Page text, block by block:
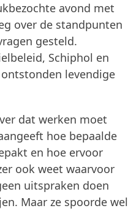
avond met
over de standpunten
gesteld.
Schiphol en
levendige
dat werken moet
hoe bepaalde
en hoe ervoor
ook weet waarvoor
uitspraken doen
Maar ze spoorde wel